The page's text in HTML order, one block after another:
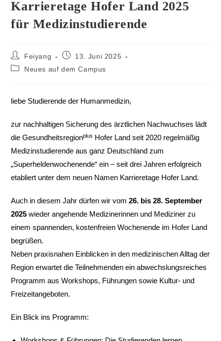
Karrieretage Hofer Land 2025
für Medizinstudierende
Feiyang
13. Juni 2025
Neues auf dem Campus
liebe Studierende der Humanmedizin,
zur nachhaltigen Sicherung des ärztlichen Nachwuchses lädt
die Gesundheitsregionplus Hofer Land seit 2020 regelmäßig
Medizinstudierende aus ganz Deutschland zum
„Superheldenwochenende“ ein – seit drei Jahren erfolgreich
etabliert unter dem neuen Namen Karrieretage Hofer Land.
Auch in diesem Jahr dürfen wir vom26. bis 28. September
2025wieder angehende Medizinerinnen und Mediziner zu
einem spannenden, kostenfreien Wochenende im Hofer Land
begrüßen.
Neben praxisnahen Einblicken in den medizinischen Alltag der
Region erwartet die Teilnehmenden ein abwechslungsreiches
Programm aus Workshops, Führungen sowie Kultur- und
Freizeitangeboten.
Ein Blick ins Programm: